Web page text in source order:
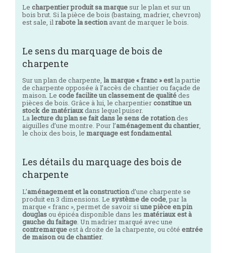
Le charpentier produit sa marquesur le plan et sur un
bois brut. Si la pièce de bois (bastaing, madrier, chevron)
est sale, il rabote la sectionavant de marquer le bois.
Le sens du marquage de bois de
charpente
Sur un plan de charpente, la marque « franc » estla partie
de charpente opposée à l’accès de chantier ou façade de
maison. Le code facilite un classement de qualitédes
pièces de bois. Grâce à lui, le charpentierconstitue un
stock de matériauxdans lequel puiser.
Lalecture du plan se fait dans le sens de rotationdes
aiguilles d’une montre. Pour l’aménagement du chantier,
le choix des bois, le marquage est fondamental.
Les détails du marquage des bois de
charpente
L’aménagement et la constructiond’une charpente se
produit en 3 dimensions. Le système de code , par la
marque « franc », permet de savoir si une pièce en pin
douglasou épicéa disponible dans les matériaux est à
gauche du faitage . Un madrier marqué avec une
contremarqueest à droite de la charpente, ou côté entrée
de maison ou de chantier